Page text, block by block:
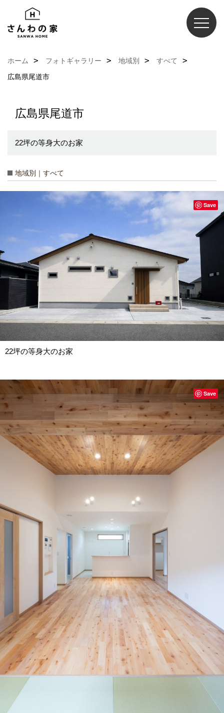
ホーム フォトギャラリー 地域別
すべて
広島県尾道市
広島県尾道市
22坪の等身大のお家
地域別｜すべて
22坪の等身大のお家
Save
Save